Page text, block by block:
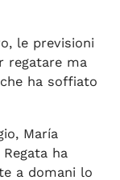
le previsioni
regatare ma
ha soffiato
María
ha
a domani lo